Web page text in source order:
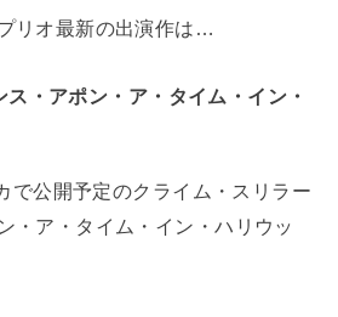
リオ最新の出演作は…
・アポン・ア・タイム・イン・
で公開予定のクライム・スリラー
・ア・タイム・イン・ハリウッ